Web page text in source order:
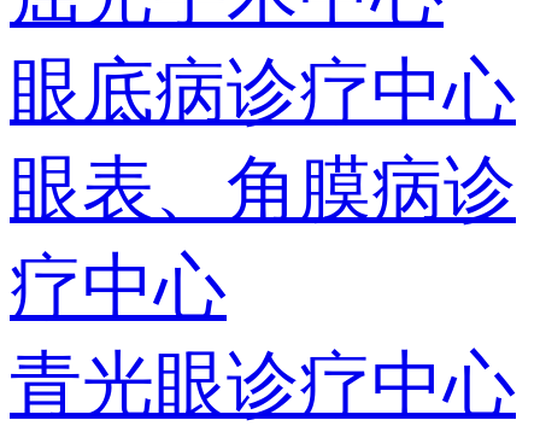
眼底病诊疗中心
眼表、角膜病诊
疗中心
青光眼诊疗中心